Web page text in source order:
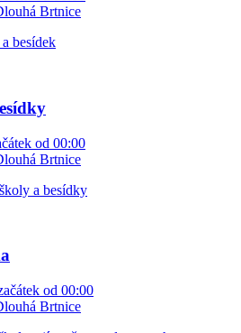
Brtnice
besídek
od 00:00
Brtnice
a besídky
od 00:00
Brtnice